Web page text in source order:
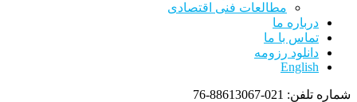
مطالعات فنی اقتصادی
درباره ما
تماس با ما
دانلود رزومه
English
شماره تلفن: 021-88613067-76